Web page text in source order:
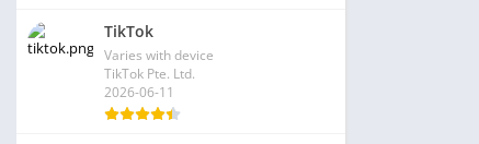
TikTok
Varies with device
TikTok Pte. Ltd.
2026-06-11